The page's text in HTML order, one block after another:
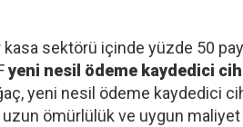
kasa sektörü içinde yüzde 50
yeni nesil ödeme kaydedici
yeni nesil ödeme kaydedici
ömürlülük ve uygun